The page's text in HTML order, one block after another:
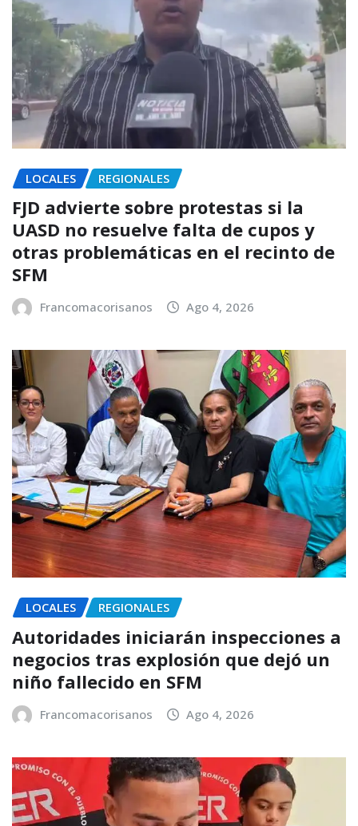
LOCALES REGIONALES
FJD advierte sobre protestas si la
UASD no resuelve falta de cupos y
otras problemáticas en el recinto de
SFM
Francomacorisanos Ago 4, 2026
LOCALES REGIONALES
Autoridades iniciarán inspecciones a
negocios tras explosión que dejó un
niño fallecido en SFM
Francomacorisanos Ago 4, 2026